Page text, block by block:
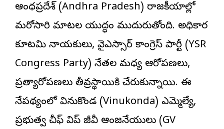
ఆంధ్రప్రదేశ్ (Andhra Pradesh) రాజకీయాల్లో
మరోసారి మాటల యుద్ధం ముదురుతోంది. అధికార
కూటమి నాయకులు, వైఎస్సార్ కాంగ్రెస్ పార్టీ (YSR
Congress Party) నేతల మధ్య ఆరోపణలు,
ప్రత్యారోపణలు తీవ్రస్థాయికి చేరుకున్నాయి. ఈ
నేపథ్యంలో వినుకొండ (Vinukonda) ఎమ్మెల్యే,
ప్రభుత్వ చీఫ్ విప్ జీవీ ఆంజనేయులు (GV